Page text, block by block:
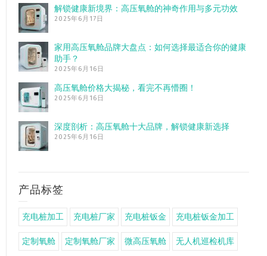
解锁健康新境界：高压氧舱的神奇作用与多元功效
2025年6月17日
家用高压氧舱品牌大盘点：如何选择最适合你的健康
助手？
2025年6月16日
高压氧舱价格大揭秘，看完不再懵圈！
2025年6月16日
深度剖析：高压氧舱十大品牌，解锁健康新选择
2025年6月16日
产品标签
充电桩加工 充电桩厂家 充电桩钣金 充电桩钣金加工
定制氧舱 定制氧舱厂家 微高压氧舱 无人机巡检机库